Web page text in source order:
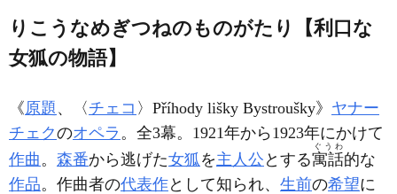
りこうなめぎつねのものがたり【利口な
女狐の物語】
《原題 、〈 チェコ 〉 Příhody lišky Bystroušky》 ヤナー
チェクのオペラ 。全3幕。1921年から1923年にかけて
作曲。 森番から逃げた女狐を主人公 とする寓話
ぐうわ
的な
作品。作曲者の代表作として知られ、 生前の希望に